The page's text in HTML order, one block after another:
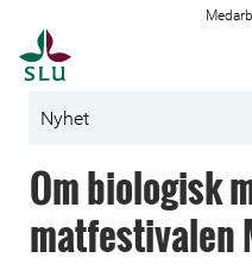
Nyhet
Om biologisk
matfestivalen